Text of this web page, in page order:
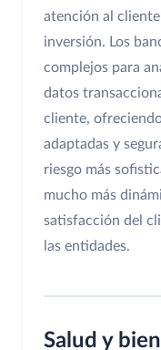
atención al
inversión. Los
complejos para
datos
cliente,
adaptadas y
riesgo más
mucho más
satisfacción del
las entidades.
Salud y